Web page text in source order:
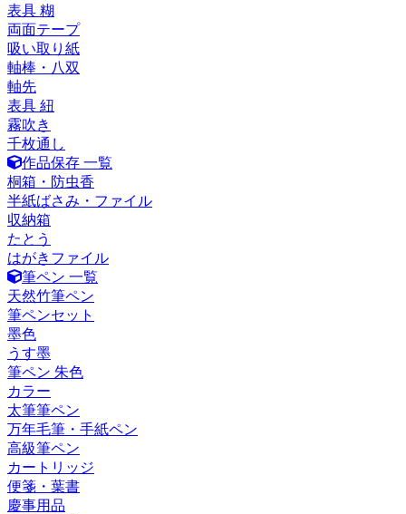
表具 糊
両面テープ
吸い取り紙
軸棒・八双
軸先
表具 紐
霧吹き
千枚通し
作品保存 一覧
桐箱・防虫香
半紙ばさみ・ファイル
収納箱
たとう
はがきファイル
筆ペン 一覧
天然竹筆ペン
筆ペンセット
墨色
うす墨
筆ペン 朱色
カラー
太筆筆ペン
万年毛筆・手紙ペン
高級筆ペン
カートリッジ
便箋・葉書
慶事用品